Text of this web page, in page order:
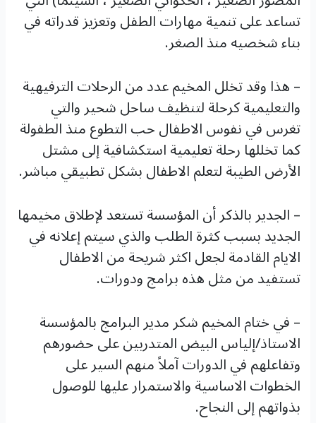
تساعد على تنمية مهارات الطفل وتعزيز قدراته في
بناء شخصيه منذ الصغر.
– هذا وقد تخلل المخيم عدد من الرحلات الترفيهية
والتعليمية كرحلة لتنظيف ساحل شحير والتي
تغرس في نفوس الاطفال حب التطوع منذ الطفولة
كما تخللها رحلة تعليمية استكشافية إلى مشتل
الأرض الطيبة لتعلم الاطفال بشكل تطبيقي مباشر.
– الجدير بالذكر أن المؤسسة تستعد لإطلاق مخيمها
الجديد بسبب كثرة الطلب والذي سيتم إعلانه في
الايام القادمة لجعل اكثر شريحة من الاطفال
تستفيد من مثل هذه برامج ودورات.
– في ختام المخيم شكر مدير البرامج بالمؤسسة
الاستاذ/إلياس البيض المتدربين على حضورهم
وتفاعلهم في الدورات آملاً منهم السير على
الخطوات الاساسية والاستمرار عليها للوصول
بذواتهم إلى النجاح.